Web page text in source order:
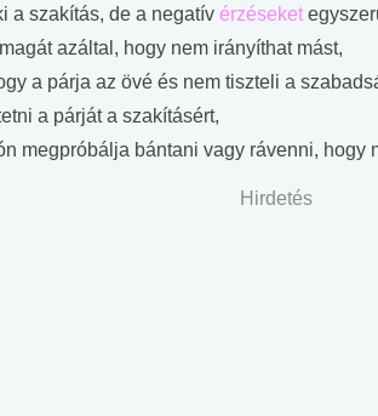
a szakítás, de a negatív érzéseket
azáltal, hogy nem irányíthat mást,
a párja az övé és nem tiszteli a
a párját a szakításért,
megpróbálja bántani vagy rávenni, hogy
Hirdetés